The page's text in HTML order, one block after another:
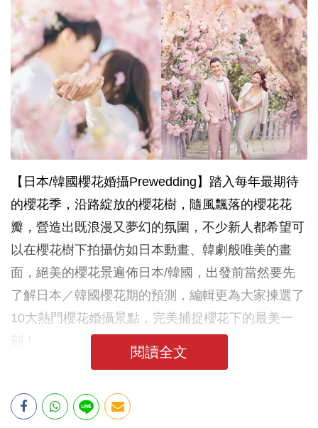
【日本/韓國櫻花婚攝Prewedding】踏入每年最期待
的櫻花季，沿路綻放的櫻花樹，隨風飄落的櫻花花
瓣，營造出既浪漫又夢幻的氛圍，不少新人都希望可
以在櫻花樹下拍攝仿如日本動畫、韓劇般唯美的畫
面，絕美的櫻花景遍佈日本/韓國，出發前當然要先
了解日本／韓國櫻花期的預測，編輯更為大家揀選了
10大熱門櫻花婚攝景點，完美捕捉櫻花下的最美一
刻！
閱讀全文